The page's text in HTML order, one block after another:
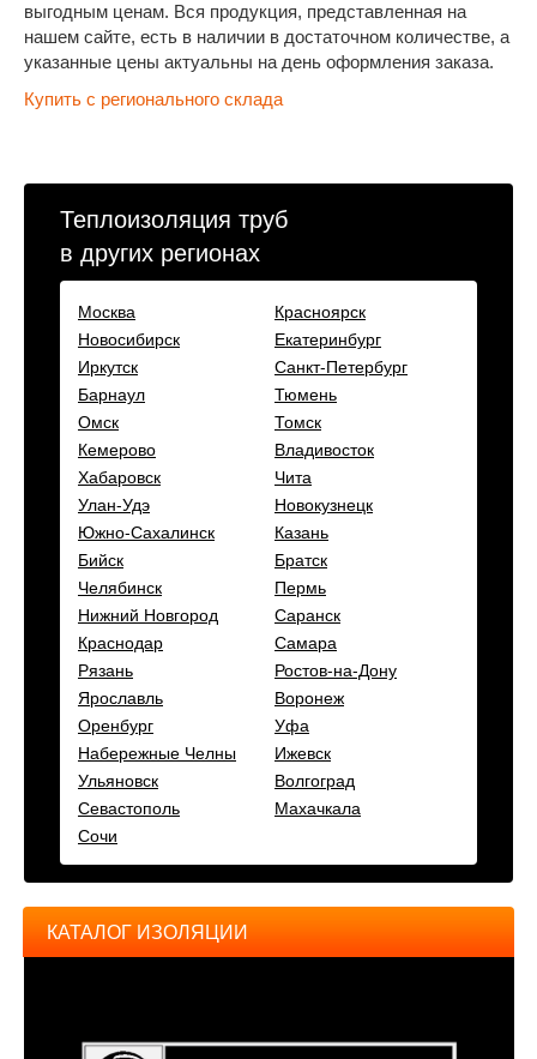
выгодным ценам. Вся продукция, представленная на
нашем сайте, есть в наличии в достаточном количестве, а
указанные цены актуальны на день оформления заказа.
Купить с регионального склада
Теплоизоляция труб
в других регионах
Москва
Красноярск
Новосибирск
Екатеринбург
Иркутск
Санкт-Петербург
Барнаул
Тюмень
Омск
Томск
Кемерово
Владивосток
Хабаровск
Чита
Улан-Удэ
Новокузнецк
Южно-Сахалинск
Казань
Бийск
Братск
Челябинск
Пермь
Нижний Новгород
Саранск
Краснодар
Самара
Рязань
Ростов-на-Дону
Ярославль
Воронеж
Оренбург
Уфа
Набережные Челны
Ижевск
Ульяновск
Волгоград
Севастополь
Махачкала
Сочи
КАТАЛОГ ИЗОЛЯЦИИ